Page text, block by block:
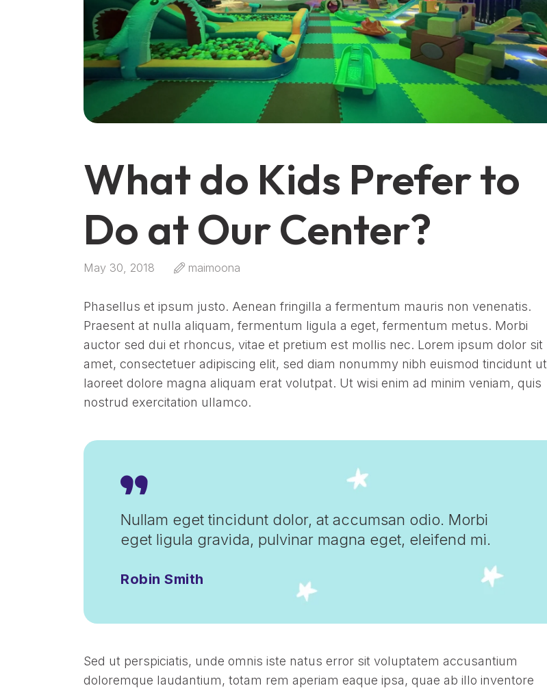
What do Kids Prefer to
Do at Our Center?
May 30, 2018 maimoona
Phasellus et ipsum justo. Aenean fringilla a fermentum mauris non venenatis.
Praesent at nulla aliquam, fermentum ligula a eget, fermentum metus. Morbi
auctor sed dui et rhoncus, vitae et pretium est mollis nec. Lorem ipsum dolor sit
amet, consectetuer adipiscing elit, sed diam nonummy nibh euismod tincidunt ut
laoreet dolore magna aliquam erat volutpat. Ut wisi enim ad minim veniam, quis
nostrud exercitation ullamco.
Nullam eget tincidunt dolor, at accumsan odio. Morbi
eget ligula gravida, pulvinar magna eget, eleifend mi.
Robin Smith
Sed ut perspiciatis, unde omnis iste natus error sit voluptatem accusantium
doloremque laudantium, totam rem aperiam eaque ipsa, quae ab illo inventore